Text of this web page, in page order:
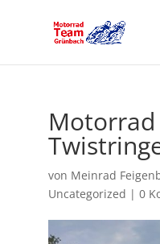
von Meinrad
Uncategorized | 0